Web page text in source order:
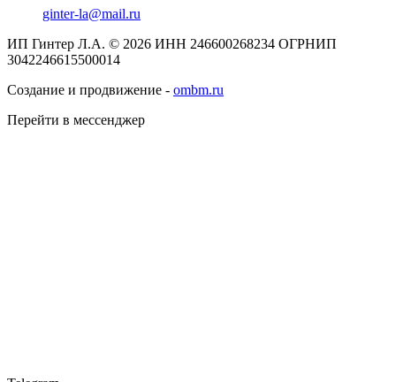
ginter-la@mail.ru
ИП Гинтер Л.А. © 2026 ИНН 246600268234 ОГРНИП
3042246615500014
Создание и продвижение - ombm.ru
Перейти в мессенджер